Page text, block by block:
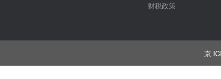
财税政策
京